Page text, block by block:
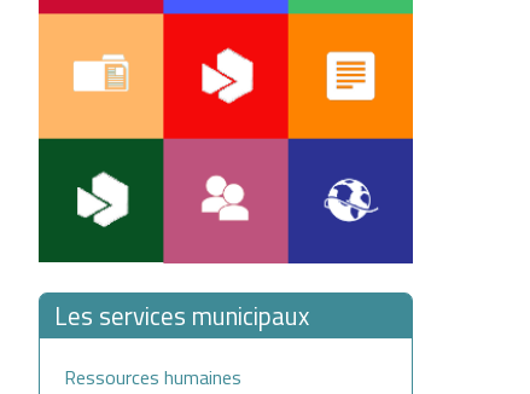
Les services municipaux
Ressources humaines